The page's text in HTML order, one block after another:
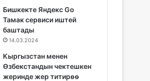
Бишкекте Яндекс Go
Тамак сервиси иштей
баштады
14.03.2024
Кыргызстан менен
Өзбекстандын чектешкен
жеринде жер титирөө